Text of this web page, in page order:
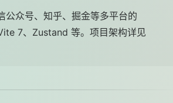
众号、知乎、掘金等多平台的
7、Zustand 等。项目架构详见